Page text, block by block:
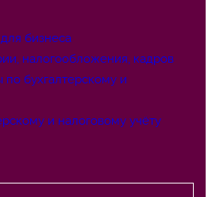
бизнеса
налогообложения, кадров
бухгалтерскому и
и налоговому учёту